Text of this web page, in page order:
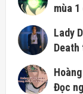
mùa
Lady
Đọc